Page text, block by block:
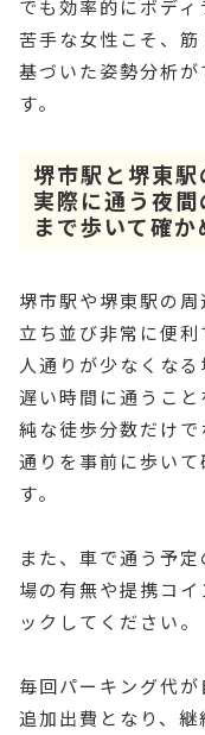
でも効率的にボデ
苦手な女性こそ、
基づいた姿勢分析
す。
堺市駅と堺東
実際に通う夜
まで歩いて確
堺市駅や堺東駅の
立ち並び非常に便
人通りが少なくな
遅い時間に通うこ
純な徒歩分数だけ
通りを事前に歩い
す。
また、車で通う予
場の有無や提携コ
ックしてください。
毎回パーキング代
追加出費となり、